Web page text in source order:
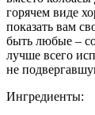
горячем виде
показать вам
быть любые –
лучше всего
не
Ингредиенты: